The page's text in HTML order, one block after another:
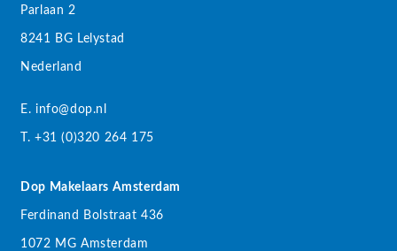
Parlaan 2
8241 BG Lelystad
Nederland
E. info@dop.nl
T. +31 (0)320 264 175
Dop Makelaars Amsterdam
Ferdinand Bolstraat 436
1072 MG Amsterdam